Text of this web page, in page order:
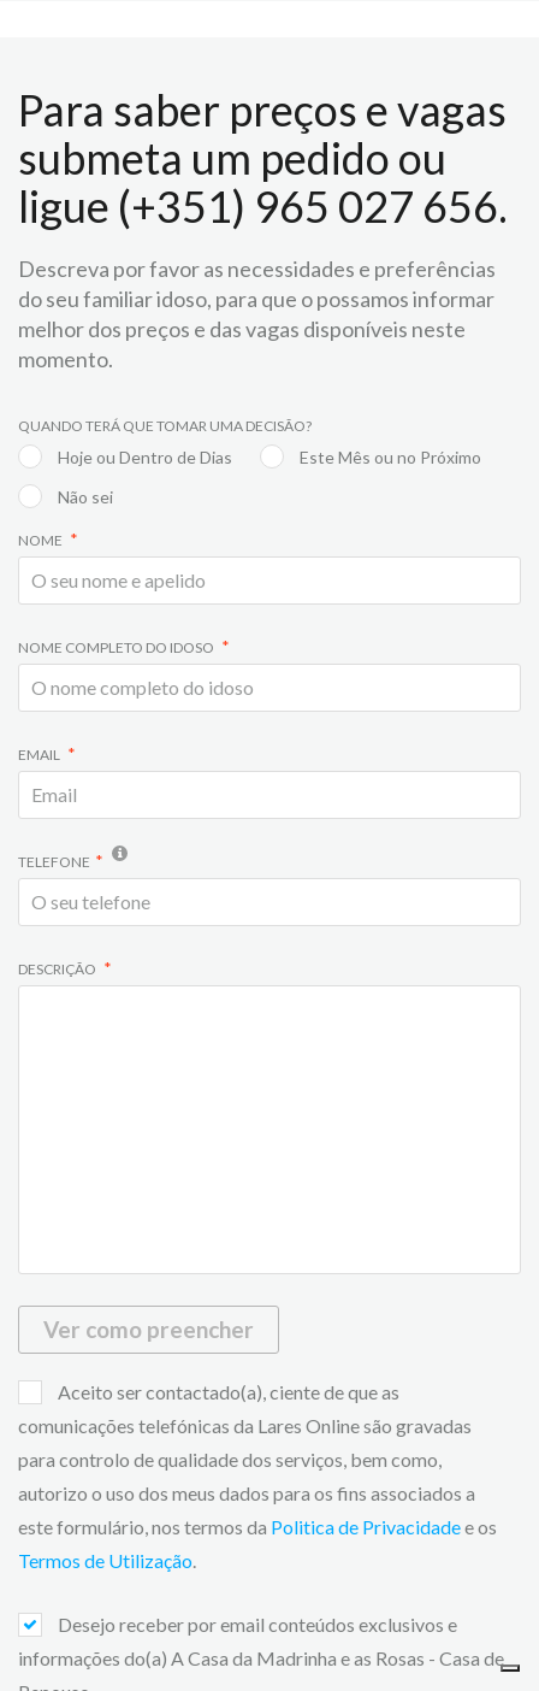
Para saber preços e vagas
submeta um pedido ou
ligue (+351) 965 027 656.
Descreva por favor as necessidades e preferências
do seu familiar idoso, para que o possamos informar
melhor dos preços e das vagas disponíveis neste
momento.
QUANDO TERÁ QUE TOMAR UMA DECISÃO?
Hoje ou Dentro de Dias
Este Mês ou no Próximo
Não sei
NOME
NOME COMPLETO DO IDOSO
EMAIL
TELEFONE
DESCRIÇÃO
Ver como preencher
Aceito ser contactado(a), ciente de que as
comunicações telefónicas da Lares Online são gravadas
para controlo de qualidade dos serviços, bem como,
autorizo o uso dos meus dados para os fins associados a
este formulário, nos termos da Politica de Privacidadee os
Termos de Utilização.
Desejo receber por email conteúdos exclusivos e
informações do(a) A Casa da Madrinha e as Rosas - Casa de